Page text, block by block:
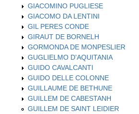
GIACOMINO PUGLIESE
GIACOMO DA LENTINI
GIL PERES CONDE
GIRAUT DE BORNELH
GORMONDA DE MONPESLIER
GUGLIELMO D'AQUITANIA
GUIDO CAVALCANTI
GUIDO DELLE COLONNE
GUILLAUME DE BETHUNE
GUILLEM DE CABESTANH
GUILLEM DE SAINT LEIDIER